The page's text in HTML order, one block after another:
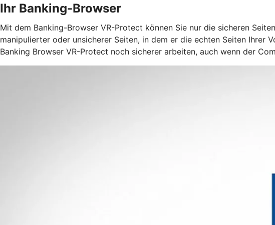
Ihr Banking-Browser
Mit dem Banking-Browser VR-Protect können Sie nur die sicheren
manipulierter oder unsicherer Seiten, in dem er die echten Seiten Ihrer
Banking Browser VR-Protect noch sicherer arbeiten, auch wenn der